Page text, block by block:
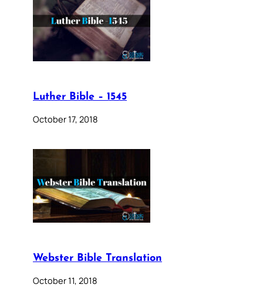
Luther Bible – 1545
October 17, 2018
Webster Bible Translation
October 11, 2018